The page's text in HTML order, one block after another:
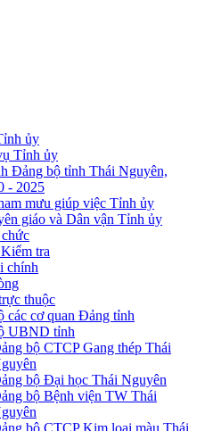
ủy
Tỉnh ủy
Đảng bộ tỉnh Thái Nguyên,
- 2025
mưu giúp việc Tỉnh ủy
giáo và Dân vận Tỉnh ủy
tra
chính
thuộc
các cơ quan Đảng tỉnh
UBND tỉnh
bộ CTCP Gang thép Thái
bộ Đại học Thái Nguyên
bộ Bệnh viện TW Thái
bộ CTCP Kim loại màu Thái